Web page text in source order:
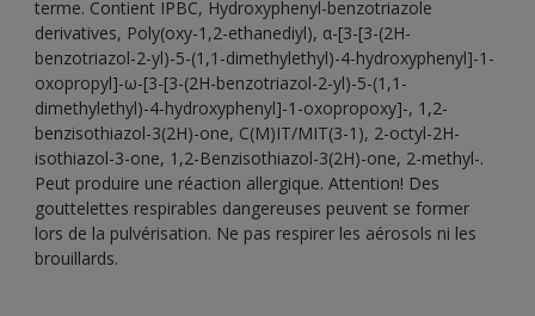
terme. Contient IPBC, Hydroxyphenyl-benzotriazole
derivatives, Poly(oxy-1,2-ethanediyl), α-[3-[3-(2H-
benzotriazol-2-yl)-5-(1,1-dimethylethyl)-4-hydroxyphenyl]-1-
oxopropyl]-ω-[3-[3-(2H-benzotriazol-2-yl)-5-(1,1-
dimethylethyl)-4-hydroxyphenyl]-1-oxopropoxy]-, 1,2-
benzisothiazol-3(2H)-one, C(M)IT/MIT(3-1), 2-octyl-2H-
isothiazol-3-one, 1,2-Benzisothiazol-3(2H)-one, 2-methyl-.
Peut produire une réaction allergique. Attention! Des
gouttelettes respirables dangereuses peuvent se former
lors de la pulvérisation. Ne pas respirer les aérosols ni les
brouillards.